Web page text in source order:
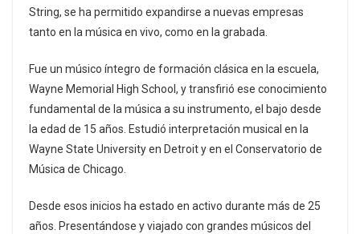
String, se ha permitido expandirse a nuevas empresas
tanto en la música en vivo, como en la grabada.
Fue un músico íntegro de formación clásica en la escuela,
Wayne Memorial High School, y transfirió ese conocimiento
fundamental de la música a su instrumento, el bajo desde
la edad de 15 años. Estudió interpretación musical en la
Wayne State University en Detroit y en el Conservatorio de
Música de Chicago.
Desde esos inicios ha estado en activo durante más de 25
años. Presentándose y viajado con grandes músicos del